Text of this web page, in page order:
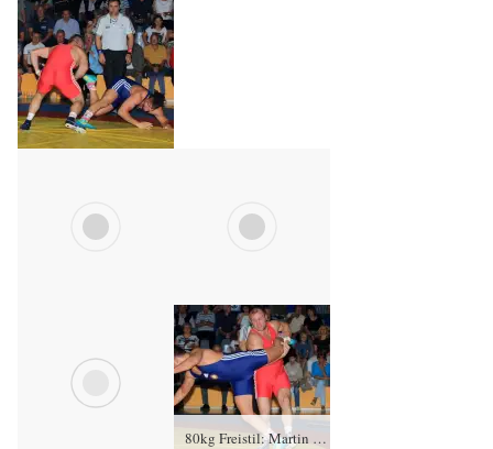
80kg Freistil: Martin Obst (rotes Trikot), RSV Rotation Greiz gegen Norman Mahmudov, KSC Motor Jena – 4:0/TÜ/16:0/04:53